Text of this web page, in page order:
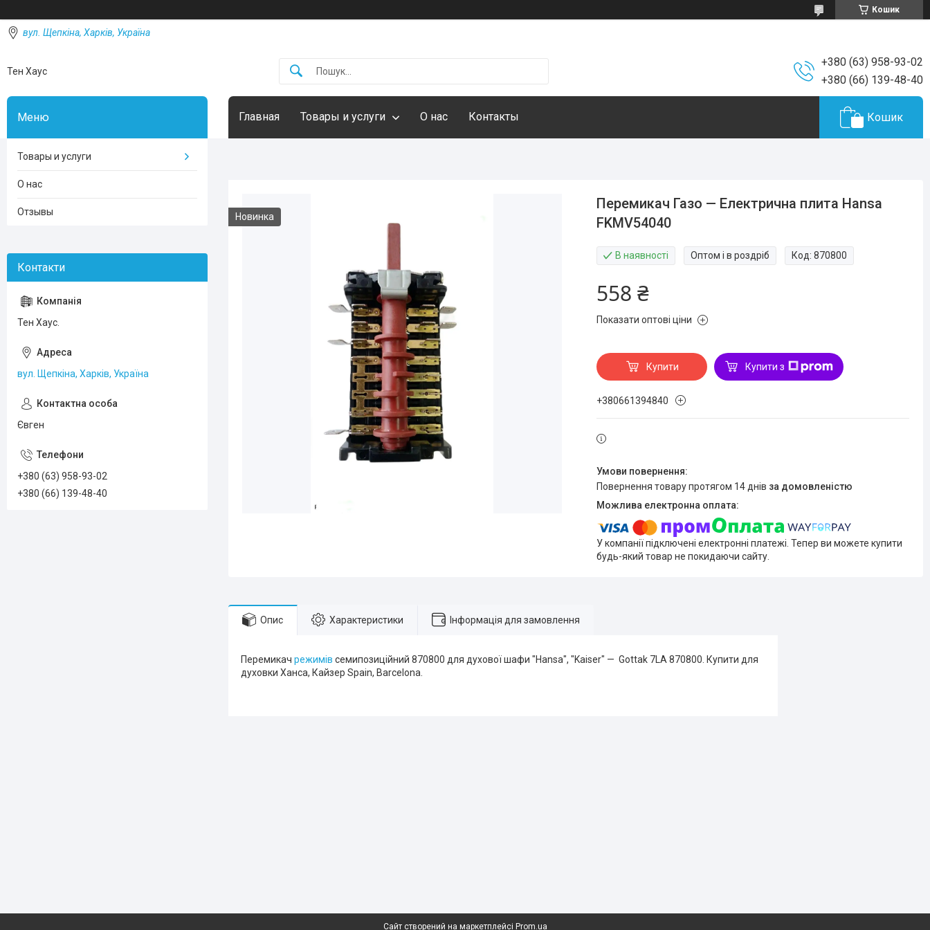
Кошик
вул. Щепкіна, Харків, Україна
Тен Хаус
+380 (63) 958-93-02
+380 (66) 139-48-40
Главная Товары и услуги О нас Контакты Кошик
Новинка
Перемикач Газо — Електрична плита Hansa
FKMV54040
В наявності Оптом і в роздріб Код:870800
558 ₴
Показати оптові ціни
Купити Купити з
+380661394840
повернення товару протягом 14 днів за домовленістю
У компанії підключені електронні платежі. Тепер ви можете купити
будь-який товар не покидаючи сайту.
Опис Характеристики Інформація для замовлення
Перемикач режимів семипозиційний 870800 для духової шафи "Hansa", "Kaiser" — Gottak 7LA 870800. Купити для
духовки Ханса, Кайзер Spain, Barcelona.
Товары и услуги
О нас
Отзывы
Тен Хаус.
вул. Щепкіна, Харків, Україна
Євген
+380 (63) 958-93-02
+380 (66) 139-48-40
Сайт створений на маркетплейсі Prom.ua